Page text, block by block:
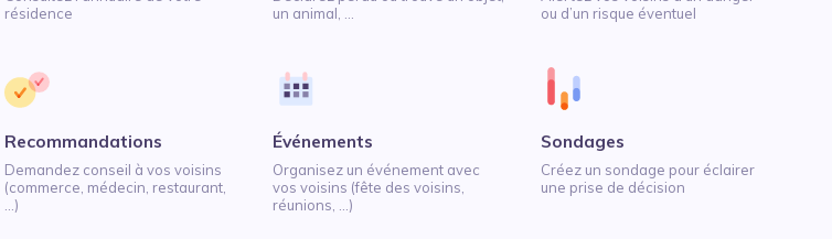
résidence
un animal, ...
ou d’un risque éventuel
Recommandations
Demandez conseil à vos voisins
(commerce, médecin, restaurant,
...)
Événements
Organisez un événement avec
vos voisins (fête des voisins,
réunions, ...)
Sondages
Créez un sondage pour éclairer
une prise de décision